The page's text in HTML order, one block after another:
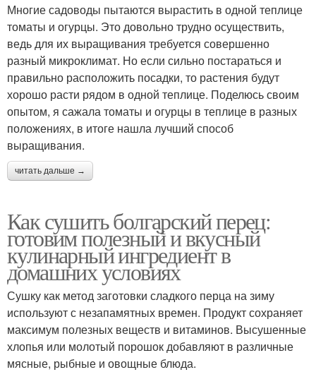
Многие садоводы пытаются вырастить в одной теплице
томаты и огурцы. Это довольно трудно осуществить,
ведь для их выращивания требуется совершенно
разный микроклимат. Но если сильно постараться и
правильно расположить посадки, то растения будут
хорошо расти рядом в одной теплице. Поделюсь своим
опытом, я сажала томаты и огурцы в теплице в разных
положениях, в итоге нашла лучший способ
выращивания.
читать дальше →
Как сушить болгарский перец:
готовим полезный и вкусный
кулинарный ингредиент в
домашних условиях
Сушку как метод заготовки сладкого перца на зиму
используют с незапамятных времен. Продукт сохраняет
максимум полезных веществ и витаминов. Высушенные
хлопья или молотый порошок добавляют в различные
мясные, рыбные и овощные блюда.